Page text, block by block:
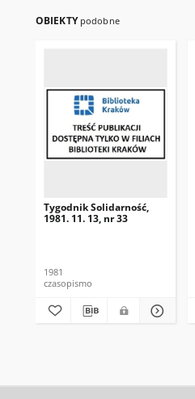
OBIEKTY podobne
Tygodnik Solidarność,
1981. 11. 13, nr 33
1981
czasopismo